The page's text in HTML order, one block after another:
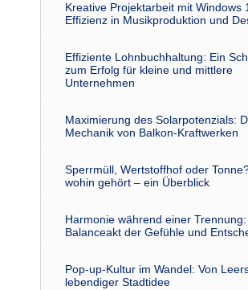
Kreative Projektarbeit mit Windows
Effizienz in Musikproduktion und
Effiziente Lohnbuchhaltung: Ein
zum Erfolg für kleine und mittlere
Unternehmen
Maximierung des Solarpotenzials:
Mechanik von Balkon-Kraftwerken
Sperrmüll, Wertstoffhof oder
wohin gehört – ein Überblick
Harmonie während einer Trennung:
Balanceakt der Gefühle und
Pop-up-Kultur im Wandel: Von
lebendiger Stadtidee